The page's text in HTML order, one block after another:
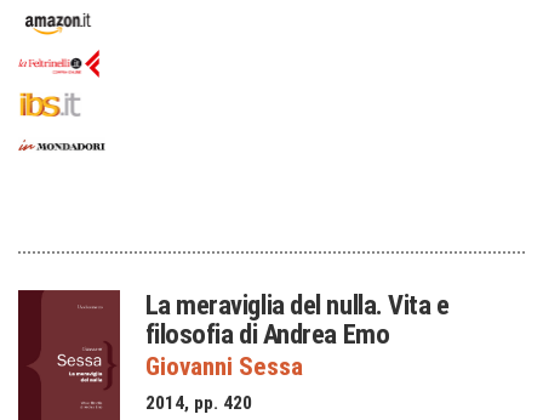
La meraviglia del nulla. Vita e
filosofia di Andrea Emo
Giovanni Sessa
2014, pp. 420